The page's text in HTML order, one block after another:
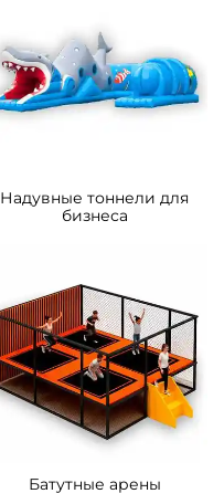
Надувные тоннели для
бизнеса
Батутные арены